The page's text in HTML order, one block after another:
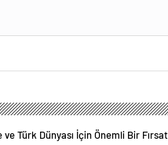
Türk Dünyası İçin Önemli Bir Fırsat